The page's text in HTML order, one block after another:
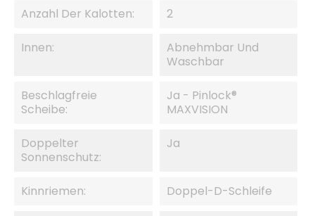
Anzahl Der Kalotten: 2
Innen:
Abnehmbar Und
Waschbar
Beschlagfreie
Scheibe:
Ja - Pinlock®
MAXVISION
Doppelter
Sonnenschutz:
Ja
Kinnriemen: Doppel-D-Schleife